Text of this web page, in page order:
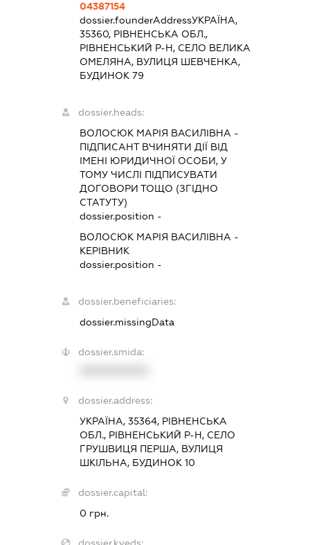
04387154
dossier.founderAddressУКРАЇНА,
35360, РІВНЕНСЬКА ОБЛ.,
РІВНЕНСЬКИЙ Р-Н, СЕЛО ВЕЛИКА
ОМЕЛЯНА, ВУЛИЦЯ ШЕВЧЕНКА,
БУДИНОК 79
dossier.heads:
ВОЛОСЮК МАРІЯ ВАСИЛІВНА -
ПІДПИСАНТВЧИНЯТИ ДІЇ ВІД
ІМЕНІ ЮРИДИЧНОЇ ОСОБИ, У
ТОМУ ЧИСЛІ ПІДПИСУВАТИ
ДОГОВОРИ ТОЩО (ЗГІДНО
СТАТУТУ)
dossier.position -
ВОЛОСЮК МАРІЯ ВАСИЛІВНА -
КЕРІВНИК
dossier.position -
dossier.beneficiaries:
dossier.missingData
dossier.smida:
dossier.address:
УКРАЇНА, 35364, РІВНЕНСЬКА
ОБЛ., РІВНЕНСЬКИЙ Р-Н, СЕЛО
ГРУШВИЦЯ ПЕРША, ВУЛИЦЯ
ШКІЛЬНА, БУДИНОК 10
dossier.capital:
0 грн.